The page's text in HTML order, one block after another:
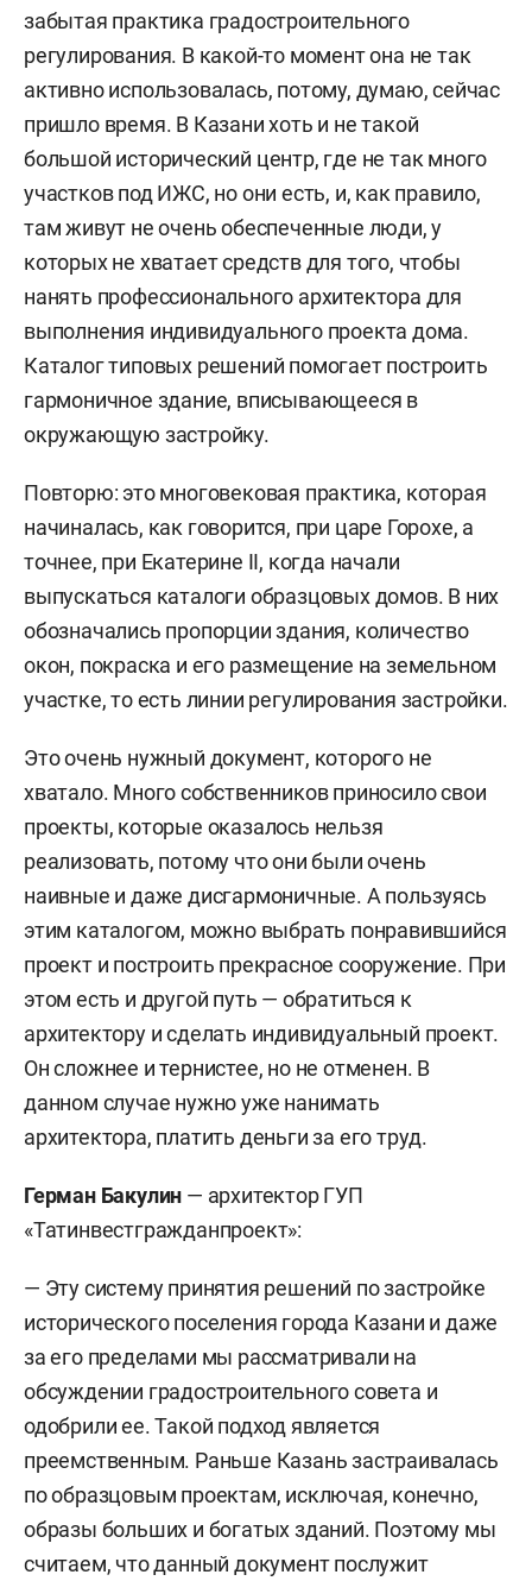
забытая практика градостроительного
регулирования. В какой-то момент она не так
активно использовалась, потому, думаю, сейчас
пришло время. В Казани хоть и не такой
большой исторический центр, где не так много
участков под ИЖС, но они есть, и, как правило,
там живут не очень обеспеченные люди, у
которых не хватает средств для того, чтобы
нанять профессионального архитектора для
выполнения индивидуального проекта дома.
Каталог типовых решений помогает построить
гармоничное здание, вписывающееся в
окружающую застройку.
Повторю: это многовековая практика, которая
начиналась, как говорится, при царе Горохе, а
точнее, при Екатерине II, когда начали
выпускаться каталоги образцовых домов. В них
обозначались пропорции здания, количество
окон, покраска и его размещение на земельном
участке, то есть линии регулирования застройки.
Это очень нужный документ, которого не
хватало. Много собственников приносило свои
проекты, которые оказалось нельзя
реализовать, потому что они были очень
наивные и даже дисгармоничные. А пользуясь
этим каталогом, можно выбрать понравившийся
проект и построить прекрасное сооружение. При
этом есть и другой путь — обратиться к
архитектору и сделать индивидуальный проект.
Он сложнее и тернистее, но не отменен. В
данном случае нужно уже нанимать
архитектора, платить деньги за его труд.
Герман Бакулин — архитектор ГУП
«Татинвестгражданпроект»:
— Эту систему принятия решений по застройке
исторического поселения города Казани и даже
за его пределами мы рассматривали на
обсуждении градостроительного совета и
одобрили ее. Такой подход является
преемственным. Раньше Казань застраивалась
по образцовым проектам, исключая, конечно,
образы больших и богатых зданий. Поэтому мы
считаем, что данный документ послужит